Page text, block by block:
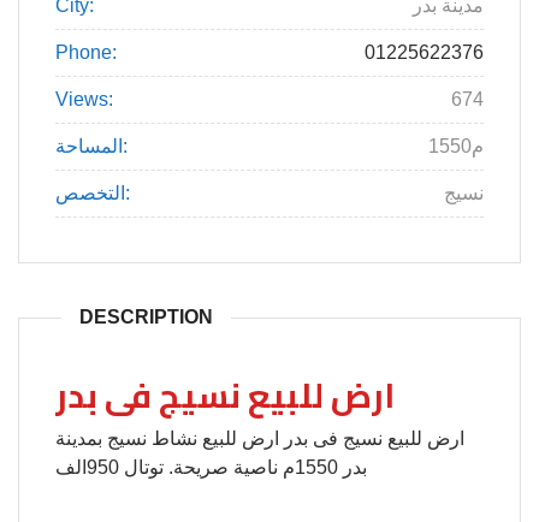
City: مدينة بدر
Phone: 01225622376
Views: 674
المساحة: 1550م
التخصص: نسيج
DESCRIPTION
ارض للبيع نسيج فى بدر
ارض للبيع نسيج فى بدر ارض للبيع نشاط نسيج بمدينة
بدر 1550م ناصية صريحة. توتال 950الف